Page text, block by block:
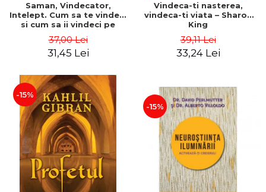
Saman, Vindecator,
Intelept. Cum sa te vindeci
si cum sa ii vindeci pe
energentica a
amerindienilor. Editie
37,00 Lei
31,45 Lei
Vindeca-ti nasterea,
vindeca-ti viata – Sharon
King
39,11 Lei
33,24 Lei
-15%
-15%